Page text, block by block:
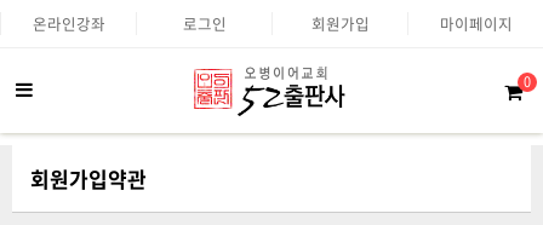
온라인강좌 로그인 회원가입 마이페이지
0
회원가입약관